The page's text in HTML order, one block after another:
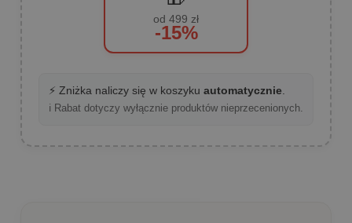
od 499 zł
-15%
⚡ Zniżka naliczy się w koszyku automatycznie
ℹ️ Rabat dotyczy wyłącznie produktów nieprzecenionych.